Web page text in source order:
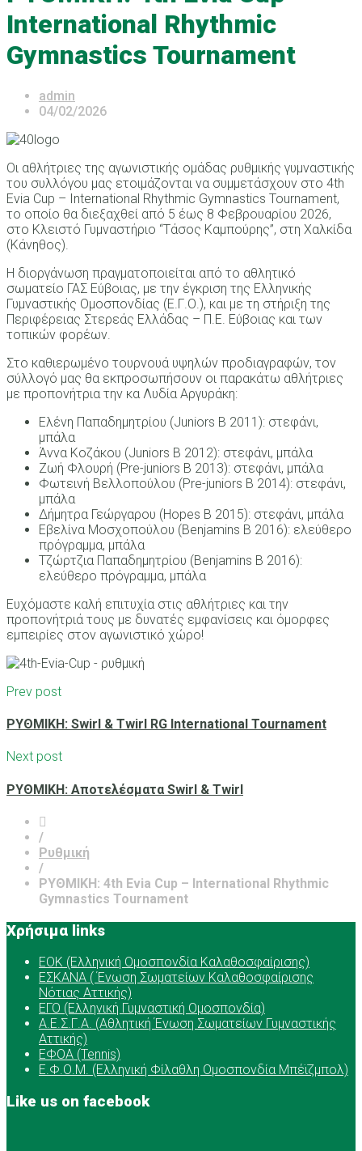
International Rhythmic
Gymnastics Tournament
admin
04/02/2026
Οι αθλήτριες της αγωνιστικής ομάδας ρυθμικής γυμναστικής
του συλλόγου μας ετοιμάζονται να συμμετάσχουν στο 4th
Evia Cup – International Rhythmic Gymnastics Tournament,
το οποίο θα διεξαχθεί από 5 έως 8 Φεβρουαρίου 2026,
στο Κλειστό Γυμναστήριο “Τάσος Καμπούρης”, στη Χαλκίδα
(Κάνηθος).
Η διοργάνωση πραγματοποιείται από το αθλητικό
σωματείο ΓΑΣ Εύβοιας, με την έγκριση της Ελληνικής
Γυμναστικής Ομοσπονδίας (Ε.Γ.Ο.), και με τη στήριξη της
Περιφέρειας Στερεάς Ελλάδας – Π.Ε. Εύβοιας και των
τοπικών φορέων.
Στο καθιερωμένο τουρνουά υψηλών προδιαγραφών, τον
σύλλογό μας θα εκπροσωπήσουν οι παρακάτω αθλήτριες
με προπονήτρια την κα Λυδία Αργυράκη:
Ελένη Παπαδημητρίου (Juniors B 2011): στεφάνι,
μπάλα
Άννα Κοζάκου (Juniors B 2012): στεφάνι, μπάλα
Ζωή Φλουρή (Pre-juniors B 2013): στεφάνι, μπάλα
Φωτεινή Βελλοπούλου (Pre-juniors B 2014): στεφάνι,
μπάλα
Δήμητρα Γεώργαρου (Hopes B 2015): στεφάνι, μπάλα
Εβελίνα Μοσχοπούλου (Benjamins B 2016): ελεύθερο
πρόγραμμα, μπάλα
Τζώρτζια Παπαδημητρίου (Benjamins B 2016):
ελεύθερο πρόγραμμα, μπάλα
Ευχόμαστε καλή επιτυχία στις αθλήτριες και την
προπονήτριά τους με δυνατές εμφανίσεις και όμορφες
εμπειρίες στον αγωνιστικό χώρο!
Prev post
ΡΥΘΜΙΚΗ: Swirl & Twirl RG International Tournament
Next post
ΡΥΘΜΙΚΗ: Αποτελέσματα Swirl & Twirl
/
Ρυθμική
/
ΡΥΘΜΙΚΗ: 4th Evia Cup – International Rhythmic
Gymnastics Tournament
Χρήσιμα links
ΕOK (Ελληνική Ομοσπονδία Καλαθοσφαίρισης)
ΕΣΚΑΝΑ ( Ένωση Σωματείων Καλαθοσφαίρισης
Νότιας Αττικής)
ΕΓΟ (Ελληνική Γυμναστική Ομοσπονδία)
Α.Ε.Σ.Γ.Α. (Αθλητική Ένωση Σωματείων Γυμναστικής
Αττικής)
ΕΦΟΑ (Tennis)
Ε.Φ.Ο.Μ. (Ελληνική Φίλαθλη Ομοσπονδία Μπέϊζμπολ)
Like us on facebook